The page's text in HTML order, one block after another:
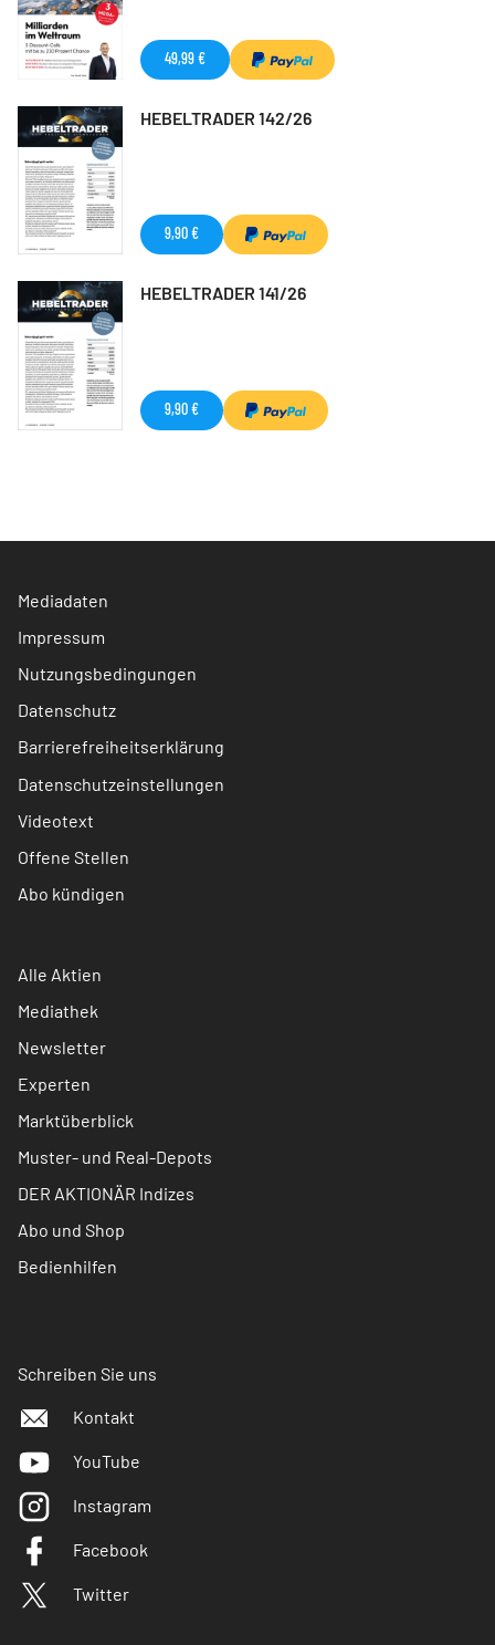
49,99 €
HEBELTRADER 142/26
9,90 €
HEBELTRADER 141/26
9,90 €
Mediadaten
Impressum
Nutzungsbedingungen
Datenschutz
Barrierefreiheitserklärung
Datenschutzeinstellungen
Videotext
Offene Stellen
Abo kündigen
Alle Aktien
Mediathek
Newsletter
Experten
Marktüberblick
Muster- und Real-Depots
DER AKTIONÄR Indizes
Abo und Shop
Bedienhilfen
Schreiben Sie uns
Kontakt
YouTube
Instagram
Facebook
Twitter